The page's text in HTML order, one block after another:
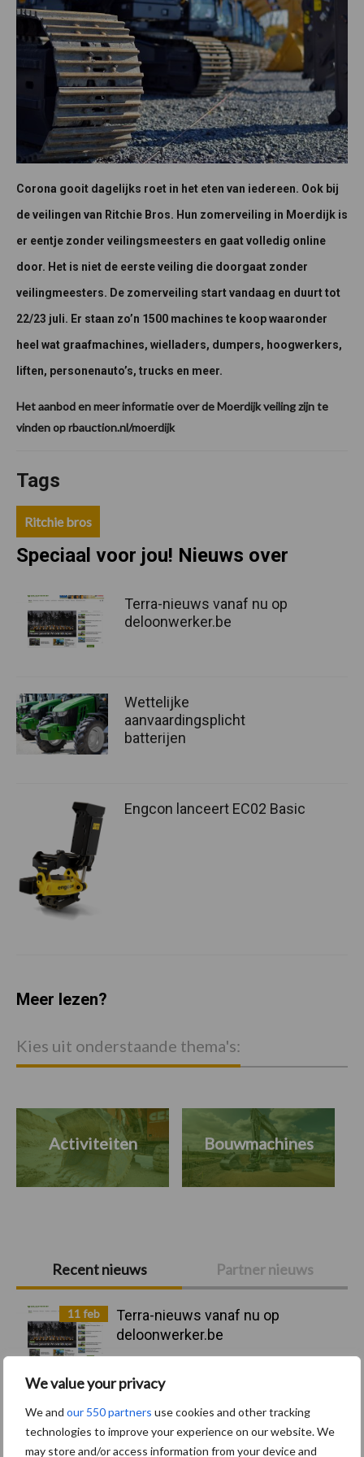
We value your privacy
We and our 550 partners use cookies and other tracking
technologies to improve your experience on our website. We
may store and/or access information from your device and
Corona gooit dagelijks roet in het eten van iedereen. Ook bij
de veilingen van Ritchie Bros. Hun zomerveiling in Moerdijk is
er eentje zonder veilingsmeesters en gaat volledig online
door. Het is niet de eerste veiling die doorgaat zonder
veilingmeesters. De zomerveiling start vandaag en duurt tot
22/23 juli. Er staan zo’n 1500 machines te koop waaronder
heel wat graafmachines, wielladers, dumpers, hoogwerkers,
liften, personenauto’s, trucks en meer.
Het aanbod en meer informatie over de Moerdijk veiling zijn te
vinden op rbauction.nl/moerdijk
Tags
Ritchie bros
Primaire
Sidebar
Recent nieuws Partner nieuws
11 feb
Terra-nieuws vanaf nu op
deloonwerker.be
20 dec
Wettelijke aanvaardingsplicht
Speciaal voor jou! Nieuws over
Terra-nieuws vanaf nu op
deloonwerker.be
Wettelijke
aanvaardingsplicht
batterijen
Engcon lanceert EC02 Basic
Meer lezen?
Kies uit onderstaande thema's:
Activiteiten Bouwmachines